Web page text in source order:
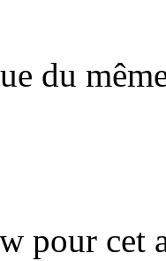
du
pour cet